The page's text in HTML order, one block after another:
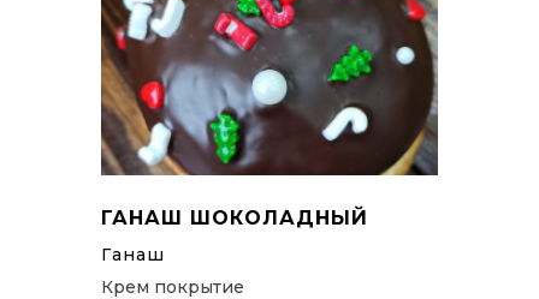
ГАНАШ ШОКОЛАДНЫЙ
Ганаш
Крем покрытие